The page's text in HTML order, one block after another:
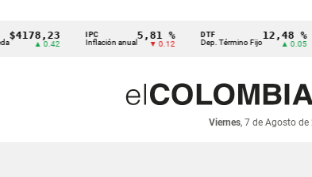
▲ 0.42
IPC
Inflación anual
5,81 %
▼ 0.12
DTF
Dep. Término Fijo
12,48 %
▲ 0.05
Viernes, 7 de Agosto de